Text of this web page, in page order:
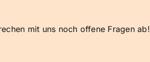
mit uns noch offene Fragen ab!